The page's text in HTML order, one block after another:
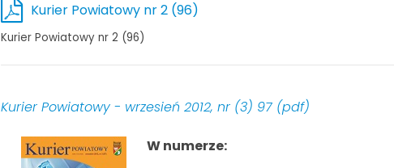
Kurier Powiatowy nr 2 (96)
Kurier Powiatowy nr 2 (96)
Kurier Powiatowy - wrzesień 2012, nr (3) 97 (pdf)
W numerze: